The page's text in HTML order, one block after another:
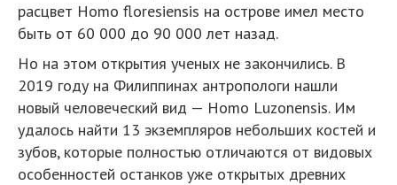
расцвет Homo floresiensis на острове имел место
быть от 60 000 до 90 000 лет назад.
Но на этом открытия ученых не закончились. В
2019 году на Филиппинах антропологи нашли
новый человеческий вид — Homo Luzonensis. Им
удалось найти 13 экземпляров небольших костей и
зубов, которые полностью отличаются от видовых
особенностей останков уже открытых древних